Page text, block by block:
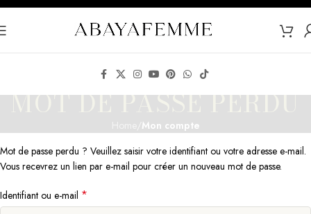
MOT DE PASSE PERDU
/ Mon compte
Mot de passe perdu ? Veuillez saisir votre identifiant ou votre adresse e-mail.
Vous recevrez un lien par e-mail pour créer un nouveau mot de passe.
Identifiant ou e-mail *